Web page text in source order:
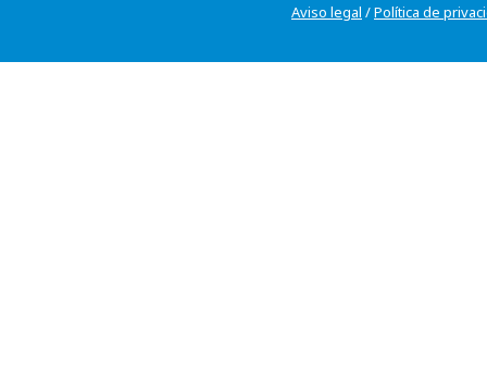
Aviso legal /Política de